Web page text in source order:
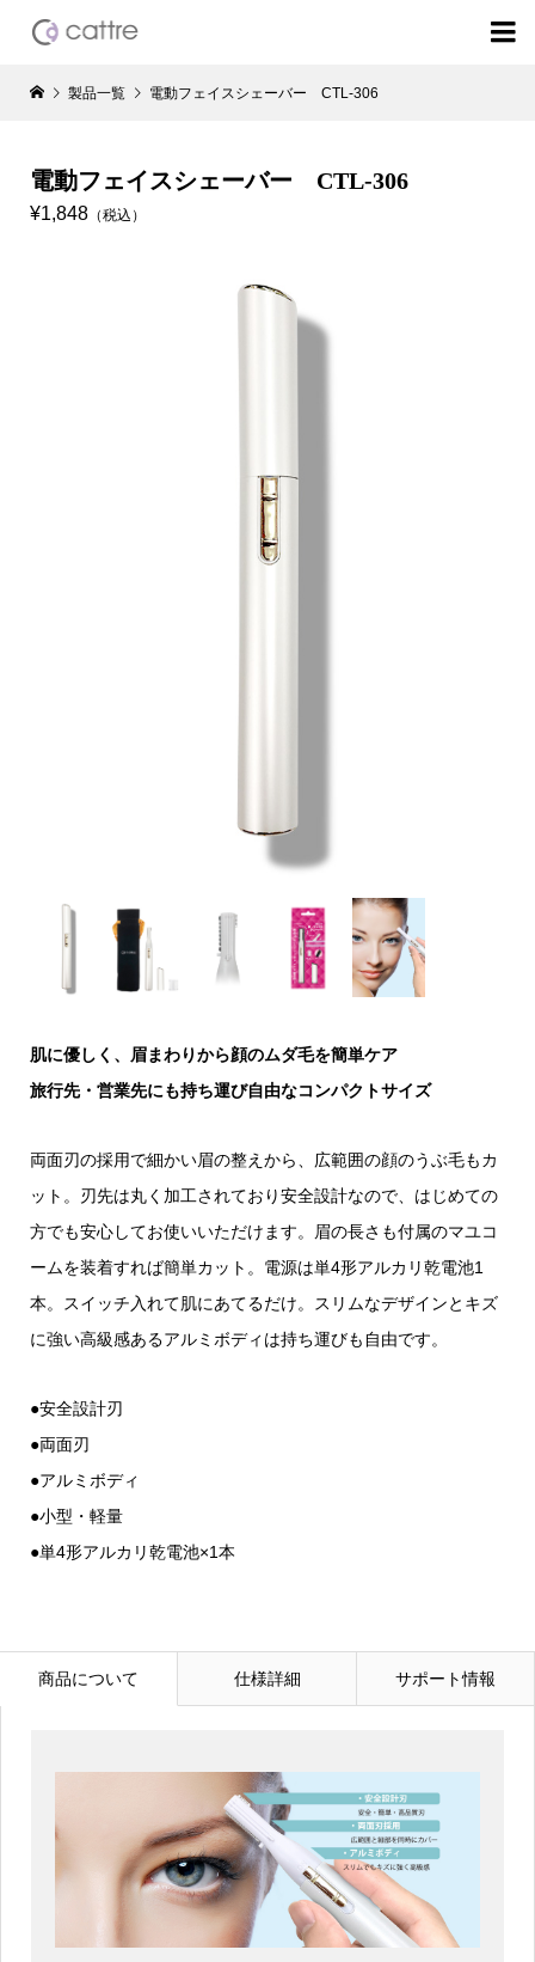

製品一覧 電動フェイスシェーバー CTL-306
電動フェイスシェーバー CTL-306
¥1,848（税込）
肌に優しく、眉まわりから顔のムダ毛を簡単ケア
旅行先・営業先にも持ち運び自由なコンパクトサイズ
両面刃の採用で細かい眉の整えから、広範囲の顔のうぶ毛もカ
ット。刃先は丸く加工されており安全設計なので、はじめての
方でも安心してお使いいただけます。眉の長さも付属のマユコ
ームを装着すれば簡単カット。電源は単4形アルカリ乾電池1
本。スイッチ入れて肌にあてるだけ。スリムなデザインとキズ
に強い高級感あるアルミボディは持ち運びも自由です。
●安全設計刃
●両面刃
●アルミボディ
●小型・軽量
●単4形アルカリ乾電池×1本
商品について 仕様詳細 サポート情報